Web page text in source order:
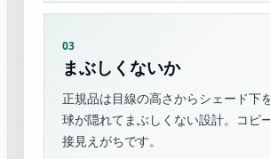
03
まぶしくないか
正規品は目線の高さからシェード下
球が隠れてまぶしくない設計。コピ
接見えがちです。